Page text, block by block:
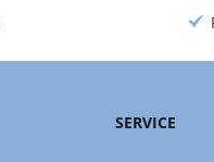
SERVICE